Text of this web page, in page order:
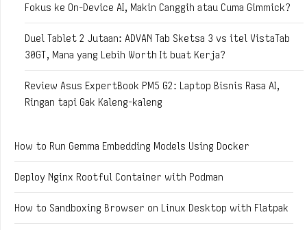
Fokus ke On-Device AI, Makin Canggih atau Cuma Gimmick?
Duel Tablet 2 Jutaan: ADVAN Tab Sketsa 3 vs itel VistaTab
30GT, Mana yang Lebih Worth It buat Kerja?
Review Asus ExpertBook PM5 G2: Laptop Bisnis Rasa AI,
Ringan tapi Gak Kaleng-kaleng
How to Run Gemma Embedding Models Using Docker
Deploy Nginx Rootful Container with Podman
How to Sandboxing Browser on Linux Desktop with Flatpak